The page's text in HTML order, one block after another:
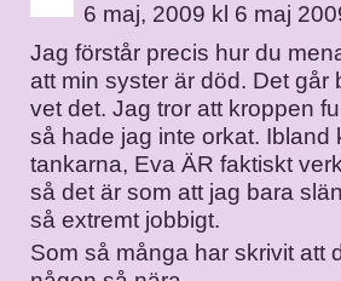
6 maj, 2009 kl 6 maj
Jag förstår precis hur du
att min syster är död. Det går
vet det. Jag tror att kroppen
så hade jag inte orkat.
tankarna, Eva ÄR faktiskt
så det är som att jag bara
så extremt jobbigt.
Som så många har skrivit att